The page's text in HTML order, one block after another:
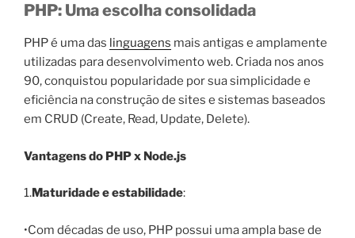
PHP: Uma escolha consolidada
PHP é uma das linguagens mais antigas e amplamente
utilizadas para desenvolvimento web. Criada nos anos
90, conquistou popularidade por sua simplicidade e
eficiência na construção de sites e sistemas baseados
em CRUD (Create, Read, Update, Delete).
Vantagens do PHP x Node.js
1.Maturidade e estabilidade:
•Com décadas de uso, PHP possui uma ampla base de